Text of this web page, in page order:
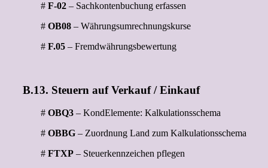
# F-02 – Sachkontenbuchung erfassen
# OB08 – Währungsumrechnungskurse
# F.05 – Fremdwährungsbewertung
B.13. Steuern auf Verkauf / Einkauf
# OBQ3 – KondElemente: Kalkulationsschema
# OBBG – Zuordnung Land zum Kalkulationsschema
# FTXP – Steuerkennzeichen pflegen